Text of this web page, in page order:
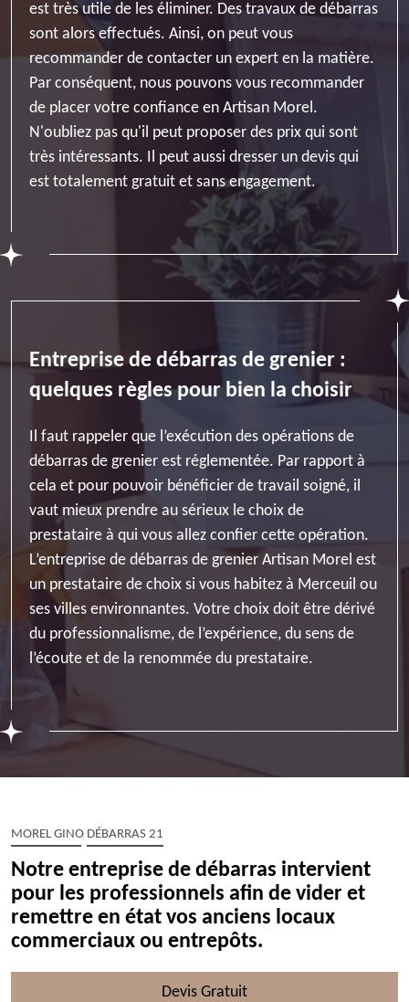
est très utile de les éliminer. Des travaux de débarras
sont alors effectués. Ainsi, on peut vous
recommander de contacter un expert en la matière.
Par conséquent, nous pouvons vous recommander
de placer votre confiance en Artisan Morel.
N'oubliez pas qu'il peut proposer des prix qui sont
très intéressants. Il peut aussi dresser un devis qui
est totalement gratuit et sans engagement.
Entreprise de débarras de grenier :
quelques règles pour bien la choisir
Il faut rappeler que l’exécution des opérations de
débarras de grenier est réglementée. Par rapport à
cela et pour pouvoir bénéficier de travail soigné, il
vaut mieux prendre au sérieux le choix de
prestataire à qui vous allez confier cette opération.
L’entreprise de débarras de grenier Artisan Morel est
un prestataire de choix si vous habitez à Merceuil ou
ses villes environnantes. Votre choix doit être dérivé
du professionnalisme, de l’expérience, du sens de
l’écoute et de la renommée du prestataire.
MOREL GINO DÉBARRAS 21
Notre entreprise de débarras intervient
pour les professionnels afin de vider et
remettre en état vos anciens locaux
commerciaux ou entrepôts.
Devis Gratuit